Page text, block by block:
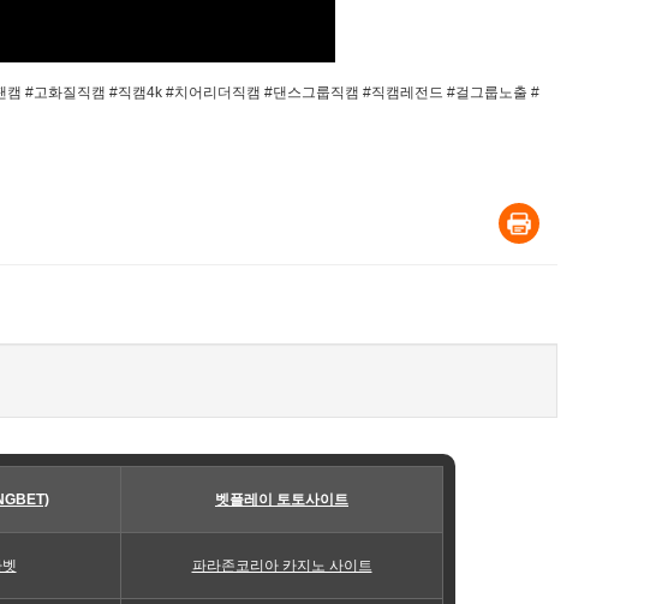
#고화질직캠 #직캠4k #치어리더직캠 #댄스그룹직캠 #직캠레전드 #걸그룹노출 #
벳플레이 토토사이트
파라존코리아 카지노 사이트